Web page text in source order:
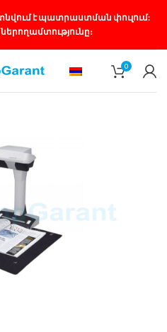
է պատրաստման փուլում:
0